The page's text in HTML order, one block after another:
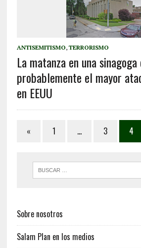
ANTISEMITISMO, TERRORISMO
La matanza en una
probablemente el mayor
en EEUU
« 1 … 3 4
Sobre nosotros
Salam Plan en los medios